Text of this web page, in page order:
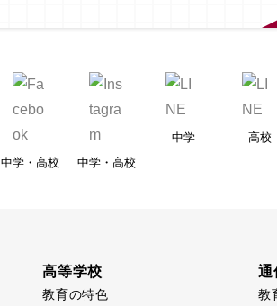
中学・高校 中学・高校
中学 高校
高等学校
教育の特色
通
教